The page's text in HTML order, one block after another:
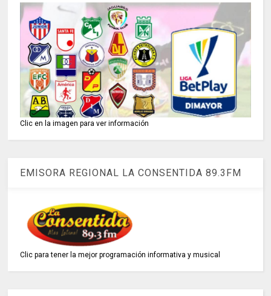
Clic en la imagen para ver información
EMISORA REGIONAL LA CONSENTIDA 89.3FM
Clic para tener la mejor programación informativa y musical